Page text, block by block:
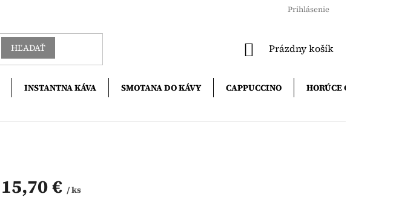
Prihlásenie
HĽADAŤ
NÁKUPNÝ
Prázdny košík
INSTANTNA KÁVA SMOTANA DO KÁVY CAPPUCCINO
HORÚCE ČOKOLÁDY
15,70 € / ks